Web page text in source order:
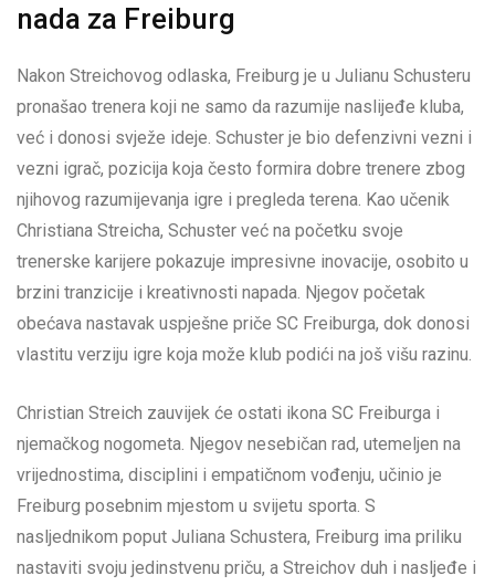
nada za Freiburg
Nakon Streichovog odlaska, Freiburg je u Julianu Schusteru
pronašao trenera koji ne samo da razumije naslijeđe kluba,
već i donosi svježe ideje. Schuster je bio defenzivni vezni i
vezni igrač, pozicija koja često formira dobre trenere zbog
njihovog razumijevanja igre i pregleda terena. Kao učenik
Christiana Streicha, Schuster već na početku svoje
trenerske karijere pokazuje impresivne inovacije, osobito u
brzini tranzicije i kreativnosti napada. Njegov početak
obećava nastavak uspješne priče SC Freiburga, dok donosi
vlastitu verziju igre koja može klub podići na još višu razinu.
Christian Streich zauvijek će ostati ikona SC Freiburga i
njemačkog nogometa. Njegov nesebičan rad, utemeljen na
vrijednostima, disciplini i empatičnom vođenju, učinio je
Freiburg posebnim mjestom u svijetu sporta. S
nasljednikom poput Juliana Schustera, Freiburg ima priliku
nastaviti svoju jedinstvenu priču, a Streichov duh i nasljeđe i